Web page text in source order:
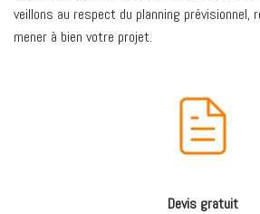
veillons au respect du planning prévisionnel,
mener à bien votre projet.
Devis gratuit